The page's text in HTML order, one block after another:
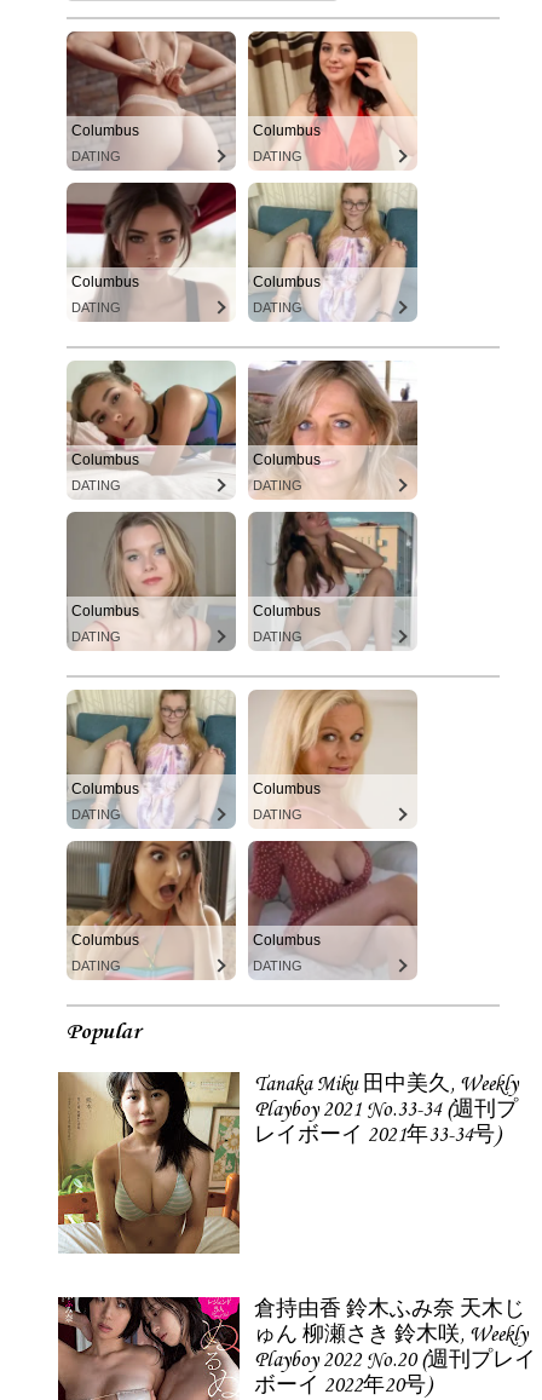
Columbus
DATING
Columbus
DATING
Columbus
DATING
Columbus
DATING
Columbus
DATING
Columbus
DATING
Columbus
DATING
Columbus
DATING
Columbus
DATING
Columbus
DATING
Columbus
DATING
Columbus
DATING
Popular
Tanaka Miku 田中美久, Weekly
Playboy 2021 No.33-34 (週刊プ
レイボーイ 2021年33-34号)
倉持由香 鈴木ふみ奈 天木じ
ゅん 柳瀬さき 鈴木咲, Weekly
Playboy 2022 No.20 (週刊プレイ
ボーイ 2022年20号)